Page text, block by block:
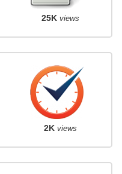
25K views
2K views